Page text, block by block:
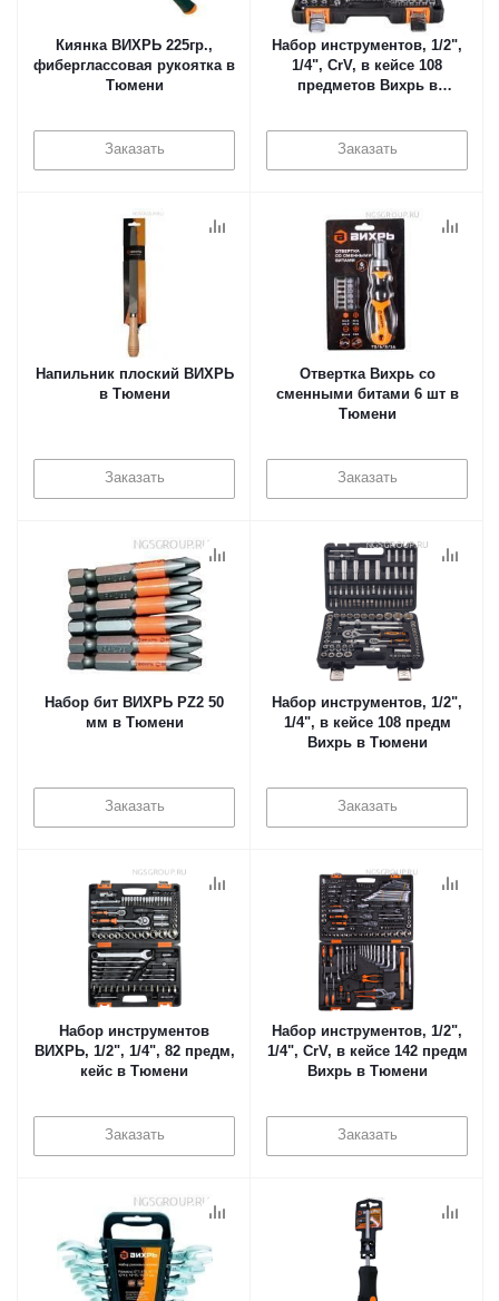
Киянка ВИХРЬ 225гр.,
фиберглассовая рукоятка в
Тюмени
Заказать
Набор инструментов, 1/2",
1/4", CrV, в кейсе 108
предметов Вихрь в
Заказать
Напильник плоский ВИХРЬ
в Тюмени
Заказать
Отвертка Вихрь со
сменными битами 6 шт в
Тюмени
Заказать
Набор бит ВИХРЬ PZ2 50
мм в Тюмени
Заказать
Набор инструментов, 1/2",
1/4", в кейсе 108 предм
Вихрь в Тюмени
Заказать
Набор инструментов
ВИХРЬ, 1/2", 1/4", 82 предм,
кейс в Тюмени
Заказать
Набор инструментов, 1/2",
1/4", CrV, в кейсе 142 предм
Вихрь в Тюмени
Заказать